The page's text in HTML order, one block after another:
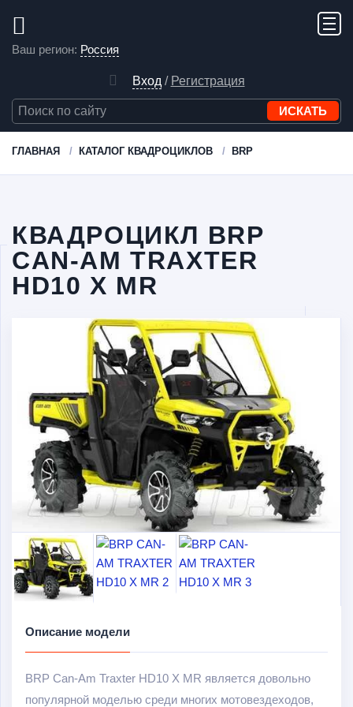
Ваш регион: Россия
Вход / Регистрация
ГЛАВНАЯ КАТАЛОГ КВАДРОЦИКЛОВ BRP
КВАДРОЦИКЛ BRP
CAN-AM TRAXTER
HD10 X MR
Описание модели
BRP Can-Am Traxter HD10 X MR является довольно
популярной моделью среди многих мотовездеходов,